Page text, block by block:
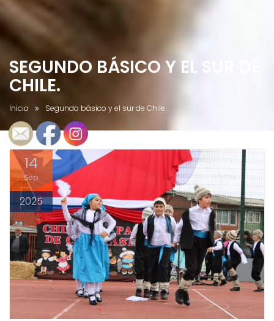
SEGUNDO BÁSICO Y EL SUR DE
CHILE.
Inicio Segundo básico y el sur de Chile.
14
Sep
2025